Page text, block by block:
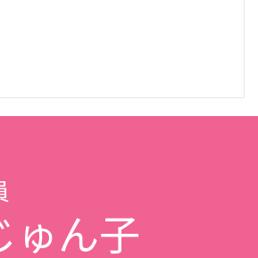
ゅん子